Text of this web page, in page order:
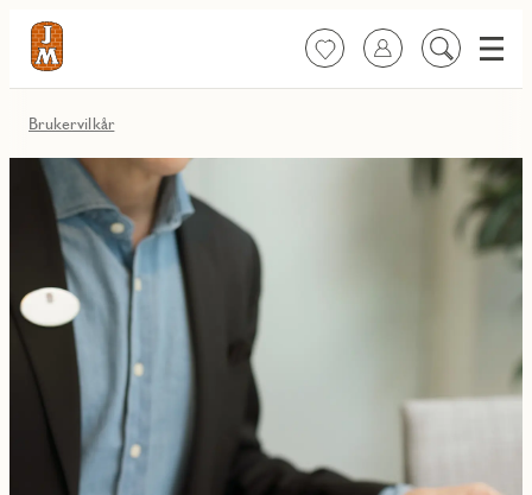
FavoritterLogg inn
Søk
Meny
Brukervilkår